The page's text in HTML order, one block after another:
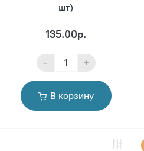
шт)
135.00р.
- +
В корзину